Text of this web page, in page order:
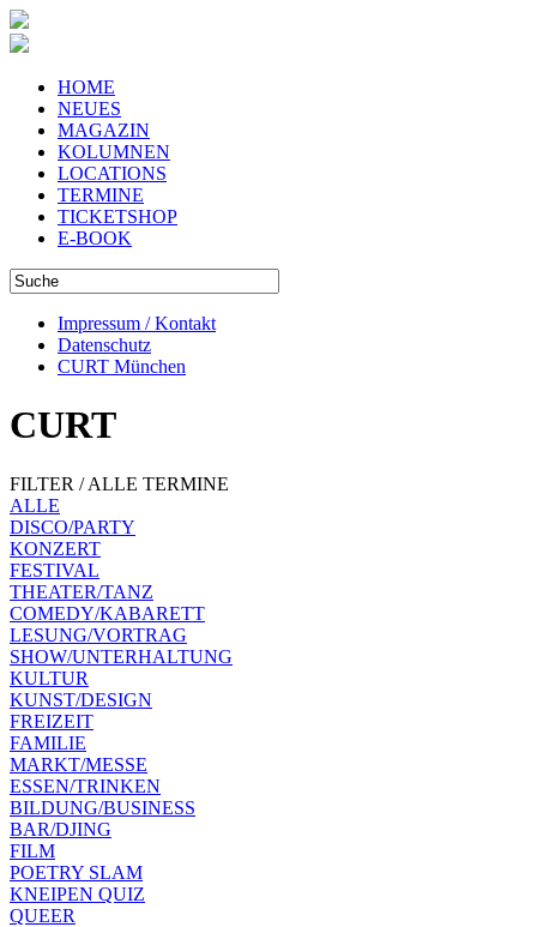
HOME
NEUES
MAGAZIN
KOLUMNEN
LOCATIONS
TERMINE
TICKETSHOP
E-BOOK
Impressum / Kontakt
Datenschutz
CURT München
CURT
FILTER / ALLE TERMINE
ALLE
DISCO/PARTY
KONZERT
FESTIVAL
THEATER/TANZ
COMEDY/KABARETT
LESUNG/VORTRAG
SHOW/UNTERHALTUNG
KULTUR
KUNST/DESIGN
FREIZEIT
FAMILIE
MARKT/MESSE
ESSEN/TRINKEN
BILDUNG/BUSINESS
BAR/DJING
FILM
POETRY SLAM
KNEIPEN QUIZ
QUEER